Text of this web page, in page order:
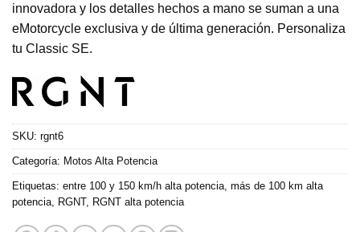
innovadora y los detalles hechos a mano se suman a una
eMotorcycle exclusiva y de última generación. Personaliza
tu Classic SE.
SKU: rgnt6
Categoría: Motos Alta Potencia
Etiquetas: entre 100 y 150 km/h alta potencia, más de 100 km alta
potencia, RGNT, RGNT alta potencia